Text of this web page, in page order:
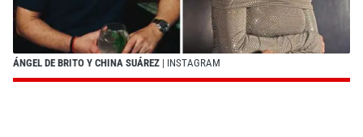
ÁNGEL DE BRITO Y CHINA SUÁREZ | INSTAGRAM